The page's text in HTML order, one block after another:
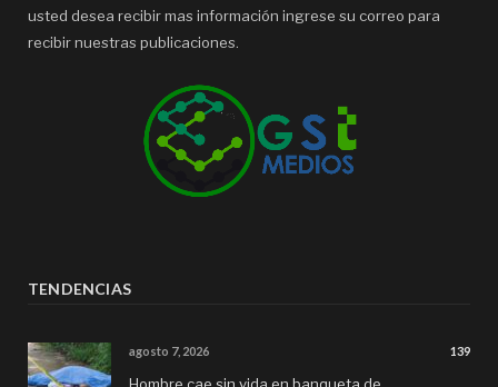
usted desea recibir mas información ingrese su correo para
recibir nuestras publicaciones.
TENDENCIAS
agosto 7, 2026 139
Hombre cae sin vida en banqueta de